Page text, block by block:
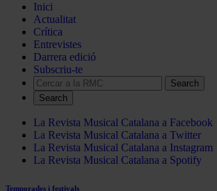
Inici
Actualitat
Crítica
Entrevistes
Darrera edició
Subscriu-te
Search
La Revista Musical Catalana a Facebook
La Revista Musical Catalana a Twitter
La Revista Musical Catalana a Instagram
La Revista Musical Catalana a Spotify
Temporades i festivals